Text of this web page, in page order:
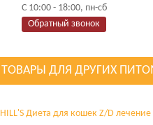
C 10:00 - 18:00, пн-сб
Обратный звонок
ТОВАРЫ ДЛЯ ДРУГИХ
HILL'S Диета для кошек Z/D